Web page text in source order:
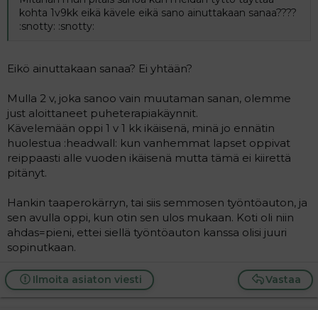
kohta 1v9kk eikä kävele eikä sano ainuttakaan sanaa????
:snotty: :snotty:
Eikö ainuttakaan sanaa? Ei yhtään?
Mulla 2 v, joka sanoo vain muutaman sanan, olemme
just aloittaneet puheterapiakäynnit.
Kävelemään oppi 1 v 1 kk ikäisenä, minä jo ennätin
huolestua :headwall: kun vanhemmat lapset oppivat
reippaasti alle vuoden ikäisenä mutta tämä ei kiirettä
pitänyt.
Hankin taaperokärryn, tai siis semmosen työntöauton, ja
sen avulla oppi, kun otin sen ulos mukaan. Koti oli niin
ahdas=pieni, ettei siellä työntöauton kanssa olisi juuri
sopinutkaan.
Vastaa
Ilmoita asiaton viesti